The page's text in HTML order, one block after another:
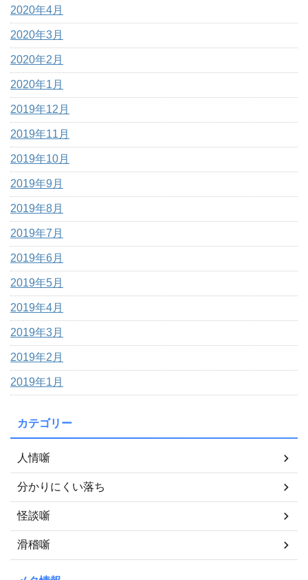
2020年4月
2020年3月
2020年2月
2020年1月
2019年12月
2019年11月
2019年10月
2019年9月
2019年8月
2019年7月
2019年6月
2019年5月
2019年4月
2019年3月
2019年2月
2019年1月
カテゴリー
人情噺
分かりにくい落ち
怪談噺
滑稽噺